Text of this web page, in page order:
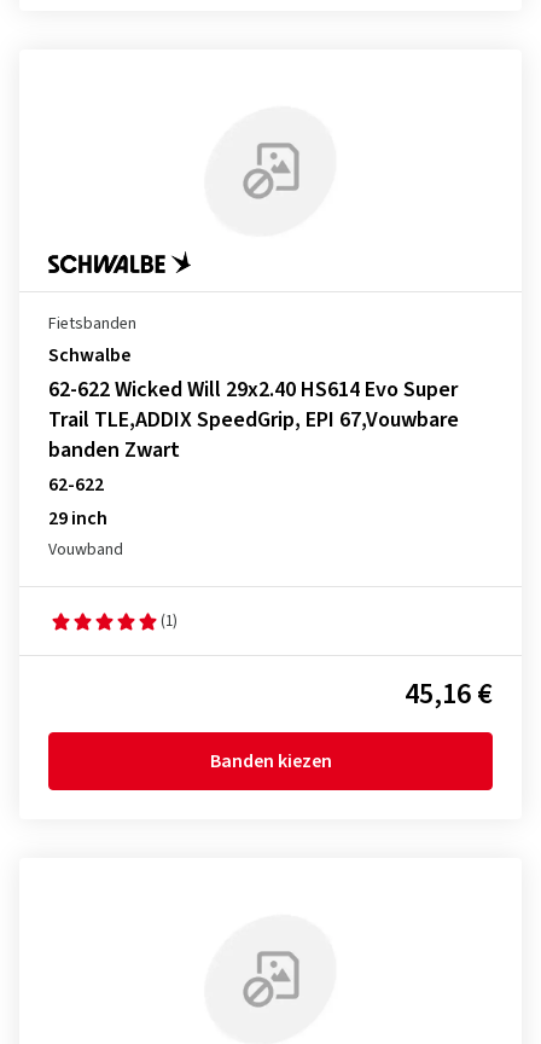
Fietsbanden
Schwalbe
62-622 Wicked Will 29x2.40 HS614 Evo Super
Trail TLE,ADDIX SpeedGrip, EPI 67,Vouwbare
banden Zwart
62-622
29 inch
Vouwband
(1)
45,16 €
Banden kiezen